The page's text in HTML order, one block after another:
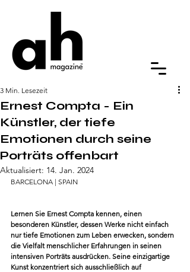
Ernest Compta - Ein
Künstler, der tiefe
Emotionen durch seine
Porträts offenbart
3 Min. Lesezeit
Aktualisiert: 14. Jan. 2024
BARCELONA | SPAIN
Lernen Sie Ernest Compta kennen, einen
besonderen Künstler, dessen Werke nicht einfach
nur tiefe Emotionen zum Leben erwecken, sondern
die Vielfalt menschlicher Erfahrungen in seinen
intensiven Porträts ausdrücken. Seine einzigartige
Kunst konzentriert sich ausschließlich auf